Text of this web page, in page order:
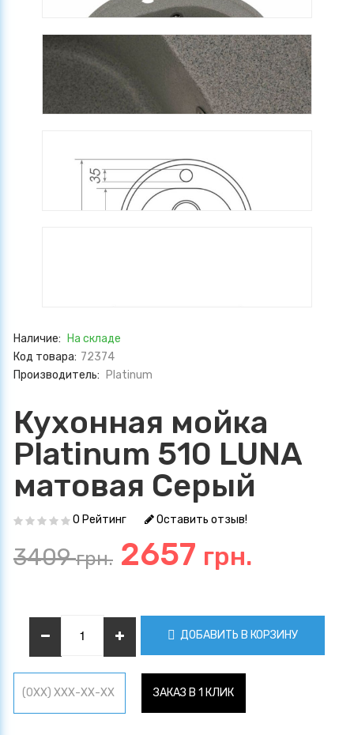
Наличие:
На складе
Код товара: 72374
Производитель:
Platinum
Кухонная мойка
Platinum 510 LUNA
матовая Серый
0 Рейтинг Оставить отзыв!
3409грн. 2657 грн.
ДОБАВИТЬ В КОРЗИНУ
ЗАКАЗ В 1 КЛИК